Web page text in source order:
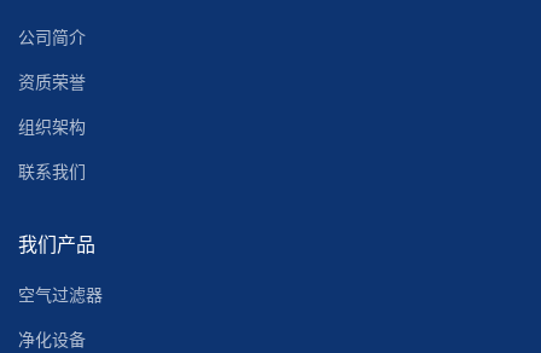
公司简介
资质荣誉
组织架构
联系我们
我们产品
空气过滤器
净化设备